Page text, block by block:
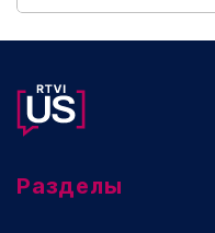
Разделы